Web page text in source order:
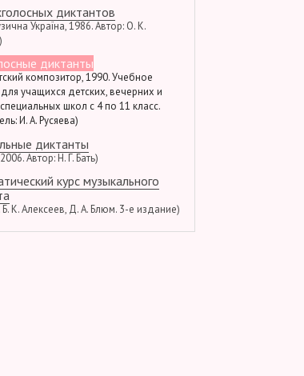
диктантов
Україна, 1986. Автор: О. К.
диктанты
композитор, 1990. Учебное
учащихся детских, вечерних и
школ с 4 по 11 класс.
И. А. Русяева)
диктанты
Автор: Н. Г. Бать)
курс музыкального
К. Алексеев, Д. А. Блюм. 3-е издание)